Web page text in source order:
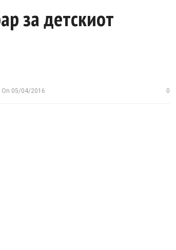
за детскиот
On 05/04/2016 0